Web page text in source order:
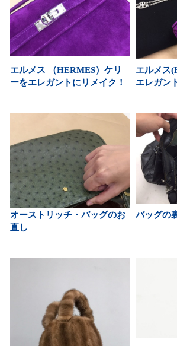
エルメス （HERMES）ケリ
ーをエレガントにリメイク！
エルメス
エレガン
オーストリッチ・バッグのお
直し
バッグの